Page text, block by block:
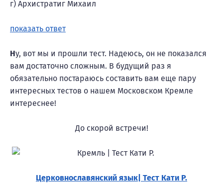
г) Архистратиг Михаил
показать ответ
Ну, вот мы и прошли тест. Надеюсь, он не показался
вам достаточно сложным. В будущий раз я
обязательно постараюсь составить вам еще пару
интересных тестов о нашем Московском Кремле
интереснее!
До скорой встречи!
Церковнославянский язык| Тест Кати Р.